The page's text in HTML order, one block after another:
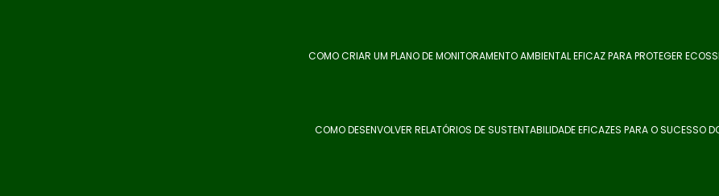
COMO CRIAR UM PLANO DE MONITORAMENTO AMBIENTAL EFICAZ PARA PROTEGER
COMO DESENVOLVER RELATÓRIOS DE SUSTENTABILIDADE EFICAZES PARA O SUCESSO